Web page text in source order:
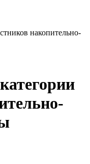
накопительно-